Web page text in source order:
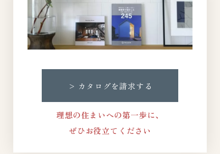
> カタログを請求する
理想の住まいへの第一歩に、
ぜひお役立てください